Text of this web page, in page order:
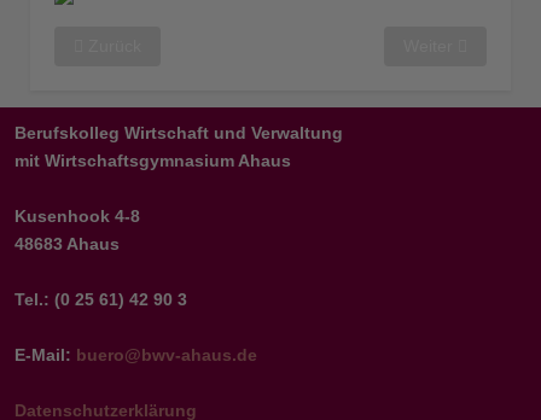
Berufskolleg Wirtschaft und Verwaltung
mit Wirtschaftsgymnasium Ahaus
Kusenhook 4-8
48683 Ahaus
Tel.: (0 25 61) 42 90 3
E-Mail: buero@bwv-ahaus.de
Datenschutzerklärung